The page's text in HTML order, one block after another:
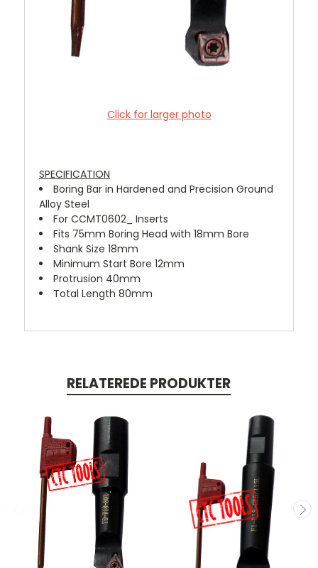
Click for larger photo
SPECIFICATION
Boring Bar in Hardened and Precision Ground
Alloy Steel
For CCMT0602_ Inserts
Fits 75mm Boring Head with 18mm Bore
Shank Size 18mm
Minimum Start Bore 12mm
Protrusion 40mm
Total Length 80mm
RELATEREDE PRODUKTER